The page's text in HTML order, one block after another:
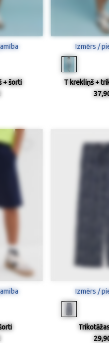
+ šorti
Izmērs /
T krekliņš +
Izmērs /